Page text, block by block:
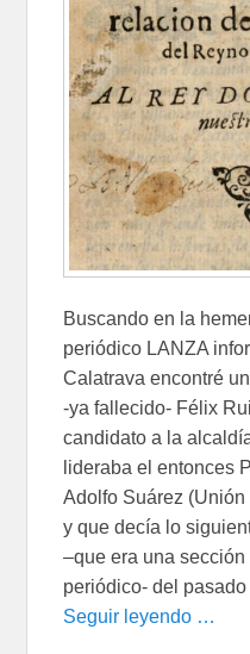
Buscando en la
periódico LANZA
Calatrava encontré
-ya fallecido- Félix
candidato a la
lideraba el entonces
Adolfo Suárez
y que decía lo
–que era una
periódico- del
Seguir leyendo …